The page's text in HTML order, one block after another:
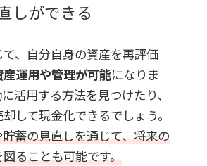
しができる
、自分自身の資産を再評価
運用や管理が可能になりま
活用する方法を見つけたり、
して現金化できるでしょう。
蓄の見直しを通じて、将来の
ることも可能です。